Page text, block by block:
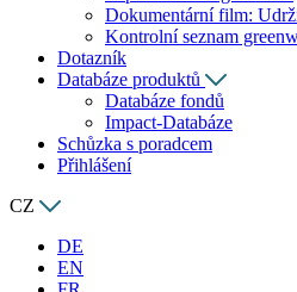
Dokumentární film:
Kontrolní seznam
Dotazník
Databáze produktů
Databáze fondů
Impact-Databáze
Schůzka s poradcem
Přihlášení
CZ
DE
EN